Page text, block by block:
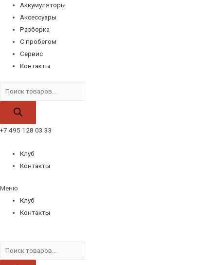
Аккумуляторы
Аксессуары
Разборка
С пробегом
Сервис
Контакты
товаров
+7 495 128 03 33
Клуб
Контакты
Меню
Клуб
Контакты
товаров